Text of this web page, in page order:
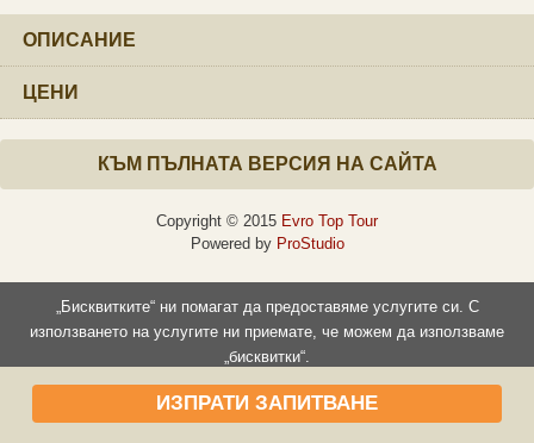
ОПИСАНИЕ
ЦЕНИ
ИЗПРАТИ ЗАПИТВАНЕ
КЪМ ПЪЛНАТА ВЕРСИЯ НА САЙТА
Copyright © 2015 Evro Top Tour
Powered by ProStudio
„Бисквитките“ ни помагат да предоставяме услугите си. С
използването на услугите ни приемате, че можем да използваме
„бисквитки“.
Прочети повече Съгласен съм